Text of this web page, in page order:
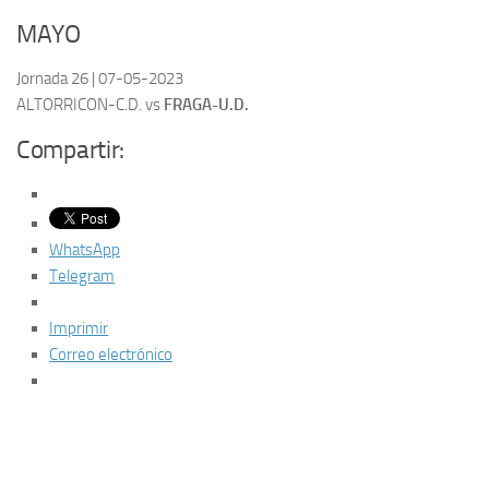
MAYO
Jornada 26 | 07-05-2023
ALTORRICON-C.D. vs FRAGA-U.D.
Compartir:
WhatsApp
Telegram
Imprimir
Correo electrónico